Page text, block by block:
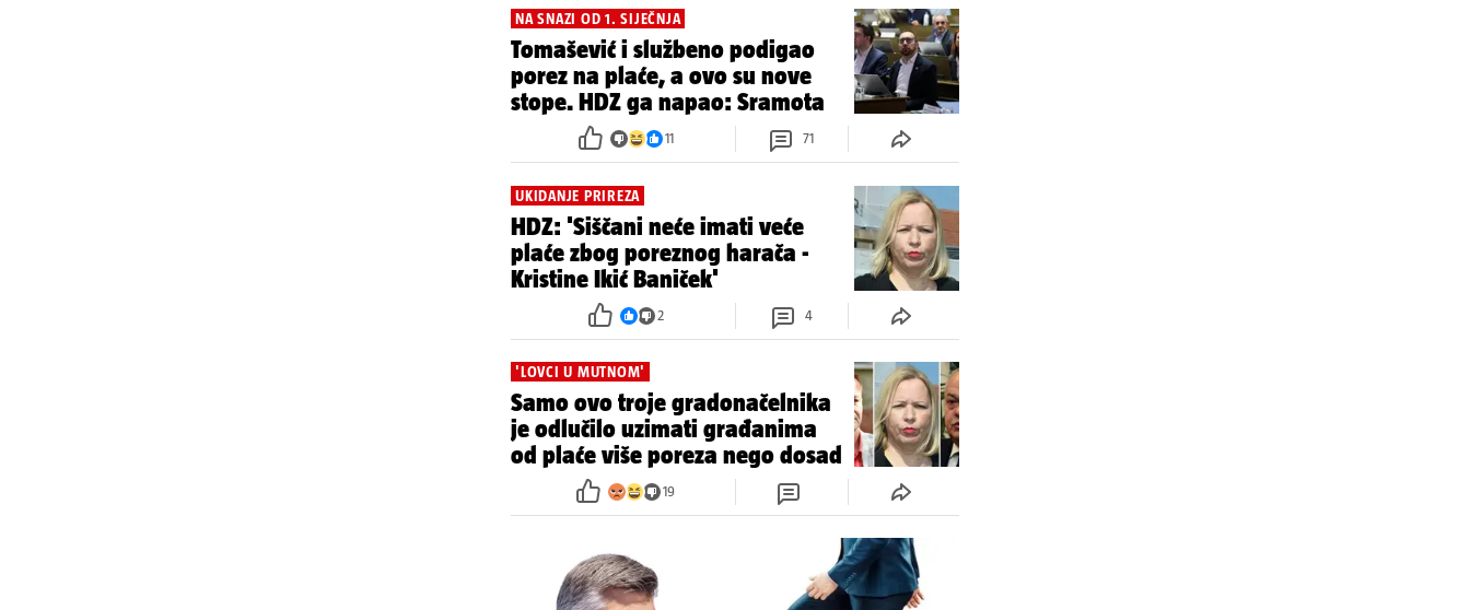
NA SNAZI OD 1. SIJEČNJA
Tomašević i službeno podigao
porez na plaće, a ovo su nove
stope. HDZ ga napao: Sramota
11 71
UKIDANJE PRIREZA
HDZ: 'Siščani neće imati veće
plaće zbog poreznog harača -
Kristine Ikić Baniček'
2 4
'LOVCI U MUTNOM'
Samo ovo troje gradonačelnika
je odlučilo uzimati građanima
od plaće više poreza nego dosad
19